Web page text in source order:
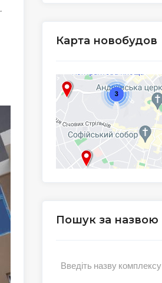
Карта новобудов
Пошук за назвою
Введіть назву комплексу